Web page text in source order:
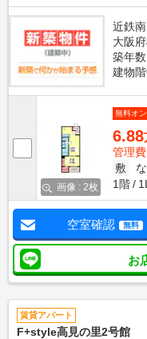
近鉄
大阪
築年数
建物
画像 : 2枚
無料オ
6.88
管理
敷
1階
空室確認 無料
お
賃貸アパート
F+style高見の里2号館